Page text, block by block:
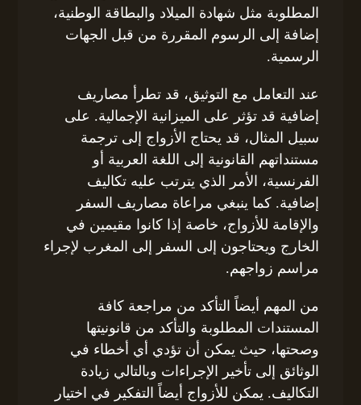
المطلوبة مثل شهادة الميلاد والبطاقة الوطنية،
إضافة إلى الرسوم المقررة من قبل الجهات
الرسمية.
عند التعامل مع التوثيق، قد تطرأ مصاريف
إضافية قد تؤثر على الميزانية الإجمالية. على
سبيل المثال، قد يحتاج الأزواج إلى ترجمة
مستنداتهم القانونية إلى اللغة العربية أو
الفرنسية، الأمر الذي يترتب عليه تكاليف
إضافية. كما ينبغي مراعاة مصاريف السفر
والإقامة للأزواج، خاصة إذا كانوا مقيمين في
الخارج ويحتاجون إلى السفر إلى المغرب لإجراء
مراسم زواجهم.
من المهم أيضاً التأكد من مراجعة كافة
المستندات المطلوبة والتأكد من قانونيتها
وصحتها، حيث يمكن أن تؤدي أي أخطاء في
الوثائق إلى تأخير الإجراءات وبالتالي زيادة
التكاليف. يمكن للأزواج أيضاً التفكير في اختيار